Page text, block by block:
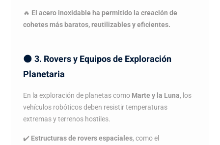
🔥 El acero inoxidable ha permitido la creación de
cohetes más baratos, reutilizables y eficientes.
🌑3. Rovers y Equipos de Exploración
Planetaria
En la exploración de planetas como Marte y la Luna, los
vehículos robóticos deben resistir temperaturas
extremas y terrenos hostiles.
✔️ Estructuras de rovers espaciales, como el